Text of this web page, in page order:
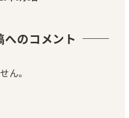
日
へのコメント
ん。